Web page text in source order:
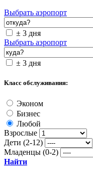
Выбрать аэропорт
± 3 дня
Выбрать аэропорт
± 3 дня
Класс обслуживания:
Эконом
Бизнес
Любой
Взрослые
Дети (2-12)
Младенцы (0-2)
Найти